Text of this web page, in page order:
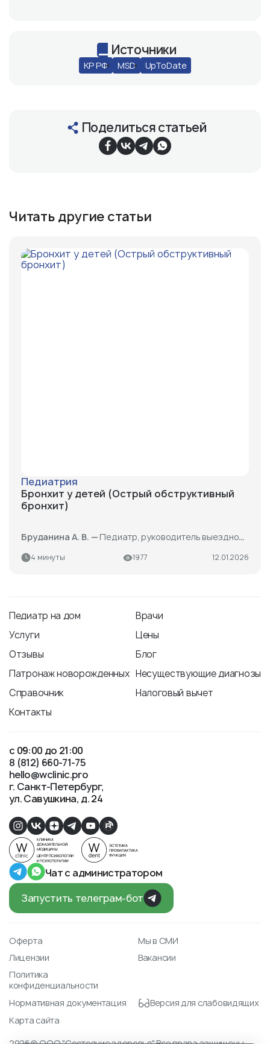
Источники
КР РФ MSD UpToDate
Поделиться статьей
Читать другие статьи
Педиатрия
Бронхит у детей (Острый обструктивный
бронхит)
Бруданина А. В. — Педиатр, руководитель выездной педиатрической службы, выезд на дом, патронаж
4 минуты 1977 12.01.2026
Педиатр на дом
Врачи
Услуги
Цены
Отзывы
Блог
Патронаж новорожденных Несуществующие диагнозы
Справочник
Налоговый вычет
Контакты
с 09:00 до 21:00
8 (812) 660-71-75
hello@wclinic.pro
г. Санкт-Петербург
ул. Савушкина, д. 24
Чат с администратором
Запустить телеграм-бот
Оферта
Мы в СМИ
Лицензии
Вакансии
Политика
конфиденциальности
Нормативная документация
Версия для слабовидящих
Карта сайта